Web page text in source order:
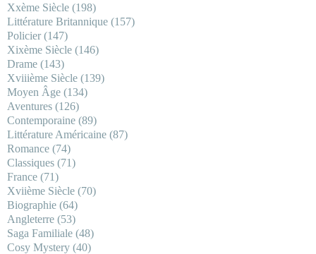
Xxème Siècle (198)
Littérature Britannique (157)
Policier(147)
Xixème Siècle (146)
Drame (143)
Xviiième Siècle (139)
Moyen Âge (134)
Aventures (126)
Contemporaine (89)
Littérature Américaine (87)
Romance (74)
Classiques (71)
France (71)
Xviième Siècle (70)
Biographie (64)
Angleterre (53)
Saga Familiale (48)
Cosy Mystery (40)